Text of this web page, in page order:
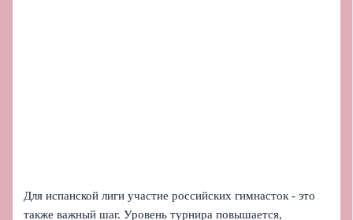
Для испанской лиги участие российских гимнасток - это
также важный шаг. Уровень турнира повышается,